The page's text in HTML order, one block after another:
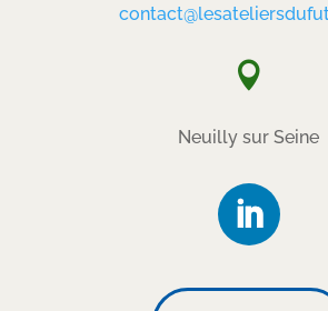

Neuilly sur Seine